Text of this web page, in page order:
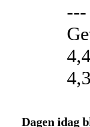
---
Dagen idag